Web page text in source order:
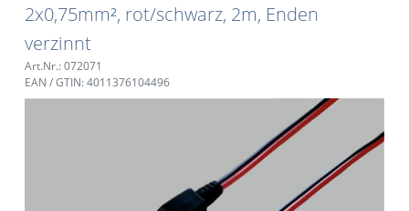
2x0,75mm², rot/schwarz, 2m, Enden
verzinnt
Art.Nr.: 072071
EAN / GTIN: 4011376104496